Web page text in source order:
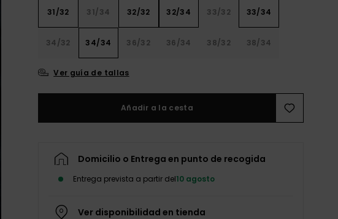
31/32 31/34 32/32 32/34 33/32 33/34
34/32 34/34 36/32 36/34 38/32 38/34
Ver guía de tallas
Añadir a la cesta
Domicilio o Entrega en punto de recogida
Entrega prevista a partir del10 agosto
Ver disponibilidad en tienda